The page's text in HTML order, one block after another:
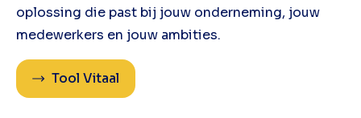
oplossing die past bij jouw onderneming, jouw
medewerkers en jouw ambities.
Tool Vitaal